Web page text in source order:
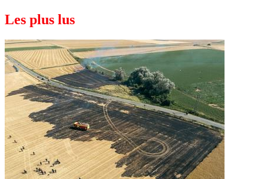
Les plus lus